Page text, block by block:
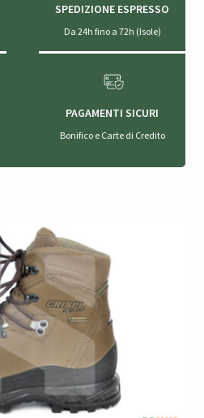
SPEDIZIONE ESPRESSO
Da 24h fino a 72h (Isole)
PAGAMENTI SICURI
Bonifico e Carte di Credito